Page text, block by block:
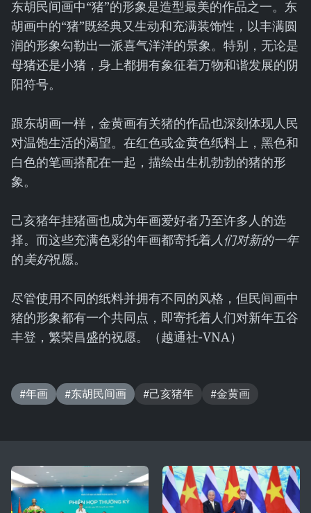
东胡民间画中“猪”的形象是造型最美的作品之一。东
胡画中的“猪”既经典又生动和充满装饰性，以丰满圆
润的形象勾勒出一派喜气洋洋的景象。特别，无论是
母猪还是小猪，身上都拥有象征着万物和谐发展的阴
阳符号。
跟东胡画一样，金黄画有关猪的作品也深刻体现人民
对温饱生活的渴望。在红色或金黄色纸料上，黑色和
白色的笔画搭配在一起，描绘出生机勃勃的猪的形
象。
己亥猪年挂猪画也成为年画爱好者乃至许多人的选
择。而这些充满色彩的年画都寄托着人们对新的一年
的美好祝愿。
尽管使用不同的纸料并拥有不同的风格，但民间画中
猪的形象都有一个共同点，即寄托着人们对新年五谷
丰登，繁荣昌盛的祝愿。（越通社-VNA）
#年画 #东胡民间画 #己亥猪年 #金黄画